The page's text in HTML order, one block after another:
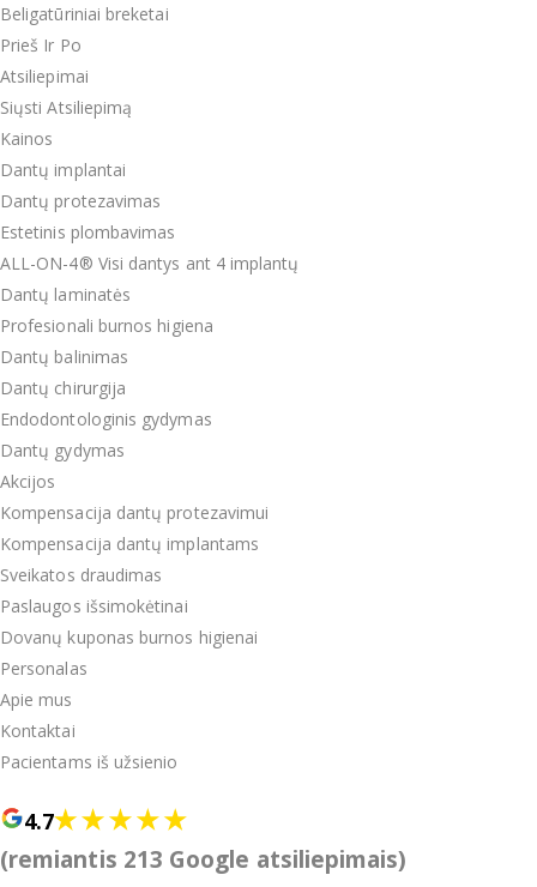
Beligatūriniai breketai
Prieš Ir Po
Atsiliepimai
Siųsti Atsiliepimą
Kainos
Dantų implantai
Dantų protezavimas
Estetinis plombavimas
ALL-ON-4® Visi dantys ant 4 implantų
Dantų laminatės
Profesionali burnos higiena
Dantų balinimas
Dantų chirurgija
Endodontologinis gydymas
Dantų gydymas
Akcijos
Kompensacija dantų protezavimui
Kompensacija dantų implantams
Sveikatos draudimas
Paslaugos išsimokėtinai
Dovanų kuponas burnos higienai
Personalas
Apie mus
Kontaktai
Pacientams iš užsienio
4.7
(remiantis 213 Google atsiliepimais)